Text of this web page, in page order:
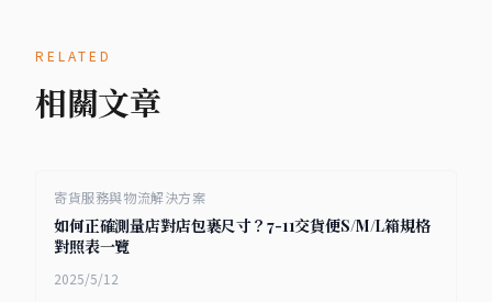
RELATED
相關文章
寄貨服務與物流解決方案
如何正確測量店對店包裹尺寸？7-11交貨便S/M/L箱規格
對照表一覽
2025/5/12